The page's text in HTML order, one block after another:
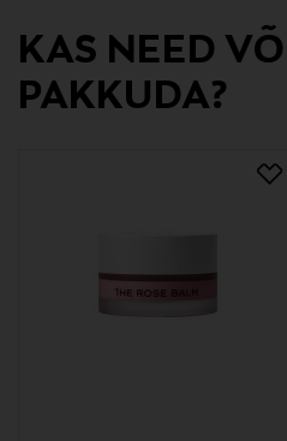
KAS NEED
PAKKUDA?